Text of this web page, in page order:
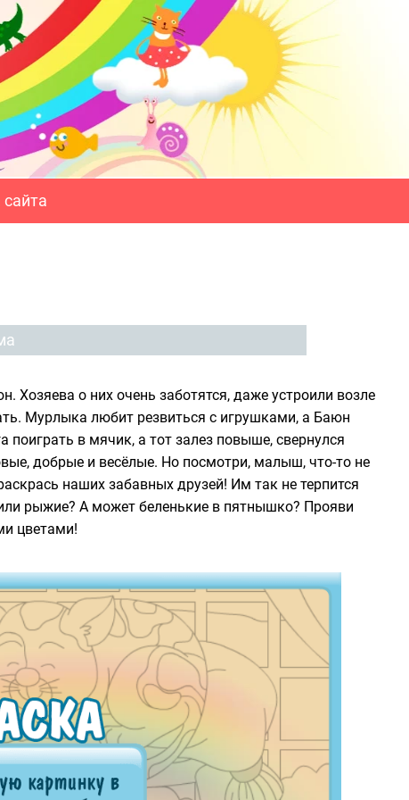
о них очень заботятся, даже устроили возле
Мурлыка любит резвиться с игрушками, а Баюн
поиграть в мячик, а тот залез повыше, свернулся
добрые и весёлые. Но посмотри, малыш, что-то не
наших забавных друзей! Им так не терпится
рыжие? А может беленькие в пятнышко? Прояви
цветами!